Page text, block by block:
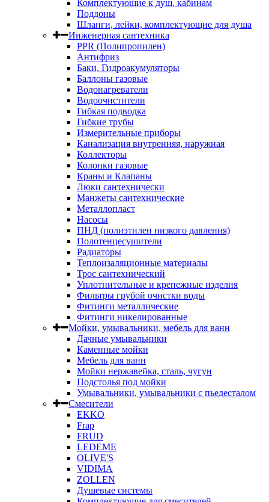
Комплектующие к душ. кабинам
Поддоны
Шланги, лейки, комплектующие для душа
Инженерная сантехника
PPR (Полипропилен)
Антифриз
Баки, Гидроакумуляторы
Баллоны газовые
Водонагреватели
Водоочистители
Гибкая подводка
Гибкие трубы
Измерительные приборы
Канализация внутренняя, наружная
Коллекторы
Колонки газовые
Краны и Клапаны
Люки сантехнически
Манжеты сантехнические
Металлопласт
Насосы
ПНД (полиэтилен низкого давления)
Полотенцесушители
Радиаторы
Теплоизаляционные материалы
Трос сантехнический
Уплотнительные и крепежные изделия
Фильтры грубой очистки воды
Фитинги металлические
Фитинги никелированные
Мойки, умывальники, мебель для ванн
Дачные умывальники
Каменные мойки
Мебель для ванн
Мойки нержавейка, сталь, чугун
Подстолья под мойки
Умывальники, умывальники с пьедесталом
Смесители
EKKO
Frap
FRUD
LEDEME
OLIVE'S
VIDIMA
ZOLLEN
Душевые системы